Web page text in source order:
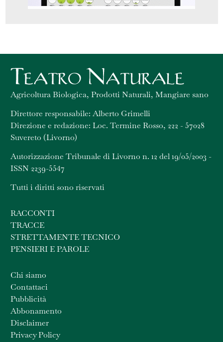
Agricoltura Biologica, Prodotti Naturali, Mangiare sano
Direttore responsabile: Alberto Grimelli
Direzione e redazione: Loc. Termine Rosso, 222 - 57028
Suvereto (Livorno)
Autorizzazione Tribunale di Livorno n. 12 del 19/05/2003 -
ISSN 2239-5547
Tutti i diritti sono riservati
RACCONTI
TRACCE
STRETTAMENTE TECNICO
PENSIERI E PAROLE
Chi siamo
Contattaci
Pubblicità
Abbonamento
Disclaimer
Privacy Policy